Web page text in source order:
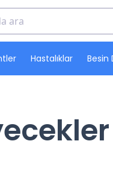
ara
Hastalıklar Besin